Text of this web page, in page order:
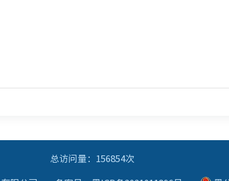
总访问量：156854次